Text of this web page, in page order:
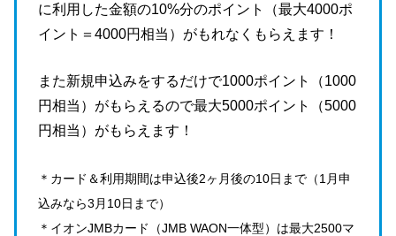
に利用した金額の10%分のポイント（最大4000ポ
イント＝4000円相当）がもれなくもらえます！
また新規申込みをするだけで1000ポイント（1000
円相当）がもらえるので最大5000ポイント（5000
円相当）がもらえます！
＊カード＆利用期間は申込後2ヶ月後の10日まで（1月申
込みなら3月10日まで）
＊イオンJMBカード（JMB WAON一体型）は最大2500マ